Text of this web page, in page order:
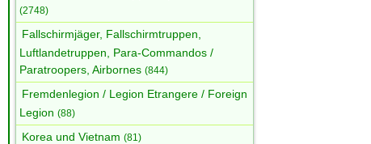
(2748)
Fallschirmjäger, Fallschirmtruppen,
Luftlandetruppen, Para-Commandos /
Paratroopers, Airbornes (844)
Fremdenlegion / Legion Etrangere / Foreign
Legion (88)
Korea und Vietnam (81)